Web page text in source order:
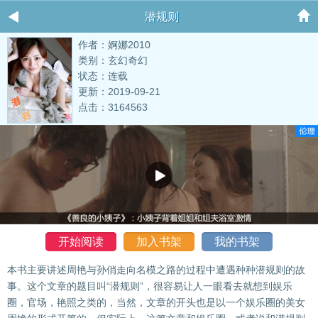
潜规则
作者：婀娜2010
类别：玄幻奇幻
状态：连载
更新：2019-09-21
点击：3164563
开始阅读 加入书架 我的书架
本书主要讲述周艳与孙俏走向名模之路的过程中遭遇种种潜规则的故
事。这个文章的题目叫“潜规则”，很容易让人一眼看去就想到娱乐
圈，官场，艳照之类的，当然，文章的开头也是以一个娱乐圈的美女